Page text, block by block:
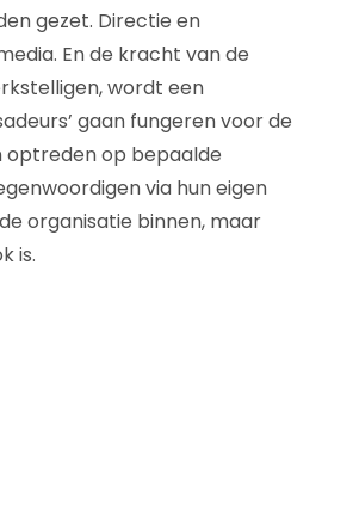
gezet. Directie en
En de kracht van de
wordt een
gaan fungeren voor de
optreden op bepaalde
via hun eigen
organisatie binnen, maar
is.